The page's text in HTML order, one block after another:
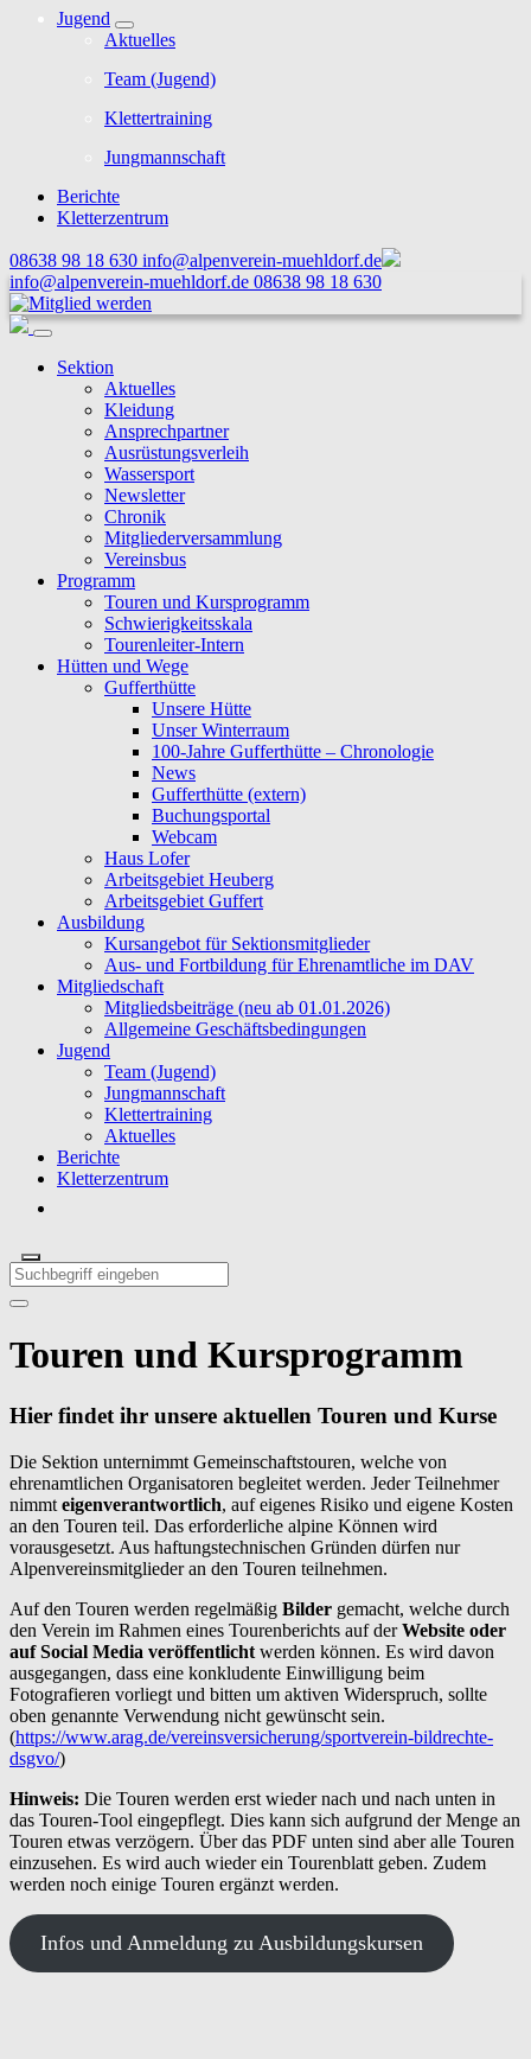
Jugend
Aktuelles
Team (Jugend)
Klettertraining
Jungmannschaft
Berichte
Kletterzentrum
08638 98 18 630 info@alpenverein-muehldorf.de
info@alpenverein-muehldorf.de 08638 98 18 630
Sektion
Aktuelles
Kleidung
Ansprechpartner
Ausrüstungsverleih
Wassersport
Newsletter
Chronik
Mitgliederversammlung
Vereinsbus
Programm
Touren und Kursprogramm
Schwierigkeitsskala
Tourenleiter-Intern
Hütten und Wege
Gufferthütte
Unsere Hütte
Unser Winterraum
100-Jahre Gufferthütte – Chronologie
News
Gufferthütte (extern)
Buchungsportal
Webcam
Haus Lofer
Arbeitsgebiet Heuberg
Arbeitsgebiet Guffert
Ausbildung
Kursangebot für Sektionsmitglieder
Aus- und Fortbildung für Ehrenamtliche im DAV
Mitgliedschaft
Mitgliedsbeiträge (neu ab 01.01.2026)
Allgemeine Geschäftsbedingungen
Jugend
Team (Jugend)
Jungmannschaft
Klettertraining
Aktuelles
Berichte
Kletterzentrum
Touren und Kursprogramm
Hier findet ihr unsere aktuellen Touren und Kurse
Die Sektion unternimmt Gemeinschaftstouren, welche von
ehrenamtlichen Organisatoren begleitet werden. Jeder Teilnehmer
nimmt eigenverantwortlich, auf eigenes Risiko und eigene Kosten
an den Touren teil. Das erforderliche alpine Können wird
vorausgesetzt. Aus haftungstechnischen Gründen dürfen nur
Alpenvereinsmitglieder an den Touren teilnehmen.
Auf den Touren werden regelmäßig Bilder gemacht, welche durch
den Verein im Rahmen eines Tourenberichts auf derWebsite oder
auf Social Media veröffentlicht werden können. Es wird davon
ausgegangen, dass eine konkludente Einwilligung beim
Fotografieren vorliegt und bitten um aktiven Widerspruch, sollte
oben genannte Verwendung nicht gewünscht sein.
(https://www.arag.de/vereinsversicherung/sportverein-bildrechte-
dsgvo/)
Hinweis: Die Touren werden erst wieder nach und nach unten in
das Touren-Tool eingepflegt. Dies kann sich aufgrund der Menge an
Touren etwas verzögern. Über das PDF unten sind aber alle Touren
einzusehen. Es wird auch wieder ein Tourenblatt geben. Zudem
werden noch einige Touren ergänzt werden.
Infos und Anmeldung zu Ausbildungskursen